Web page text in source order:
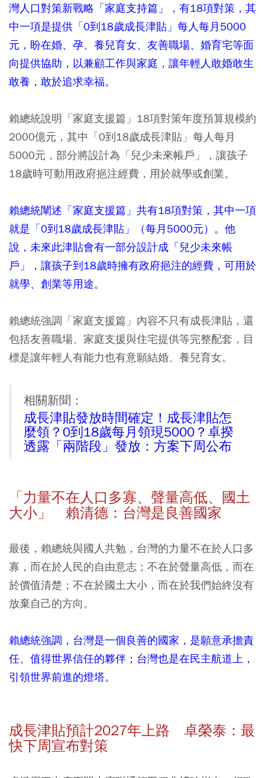
灣人口對策新戰略「家庭支持篇」，有18項對策，其
中一項是提供「0到18歲成長津貼」每人每月5000
元，盼在婚、孕、養兒育女、友善職場、婚育宅等面
向提供協助，以兼顧工作與家庭，讓年輕人敢婚敢生
敢養，敢於追求幸福。
賴總統說明「家庭支援篇」18項對策年度預算規模約
2000億元，其中「0到18歲成長津貼」每人每月
5000元，部分將設計為「兒少未來帳戶」，讓孩子
18歲時可動用政府挹注經費，用於就學或創業。
賴總統闡述「家庭支援篇」共有18項對策，其中一項
就是「0到18歲成長津貼」（每月5000元）。他
說，未來此津貼會有一部分設計成「兒少未來帳
戶」，讓孩子到18歲時擁有政府挹注的經費，可用於
就學、創業等用途。
賴總統強調「家庭支援篇」內容不只有成長津貼，還
包括友善職場、家庭支援與住宅提供等完整配套，目
標是讓年輕人有能力也有意願結婚、養兒育女。
相關新聞：
成長津貼發放時間確定！成長津貼怎
麼領？0到18歲每月領現5000？卓揆
透露「兩階段」發放：方案下周公布
「力量不在人口多寡、聲量高低、國土
大小」 賴清德：台灣是良善國家
最後，賴總統與國人共勉，台灣的力量不在於人口多
寡，而在於人民的自由意志；不在於聲量高低，而在
於價值清楚；不在於國土大小，而在於我們始終沒有
放棄自己的方向。
賴總統強調，台灣是一個良善的國家，是願意承擔責
任、值得世界信任的夥伴；台灣也是在民主航道上，
引領世界前進的燈塔。
成長津貼預計2027年上路 卓榮泰：最
快下周宣布對策